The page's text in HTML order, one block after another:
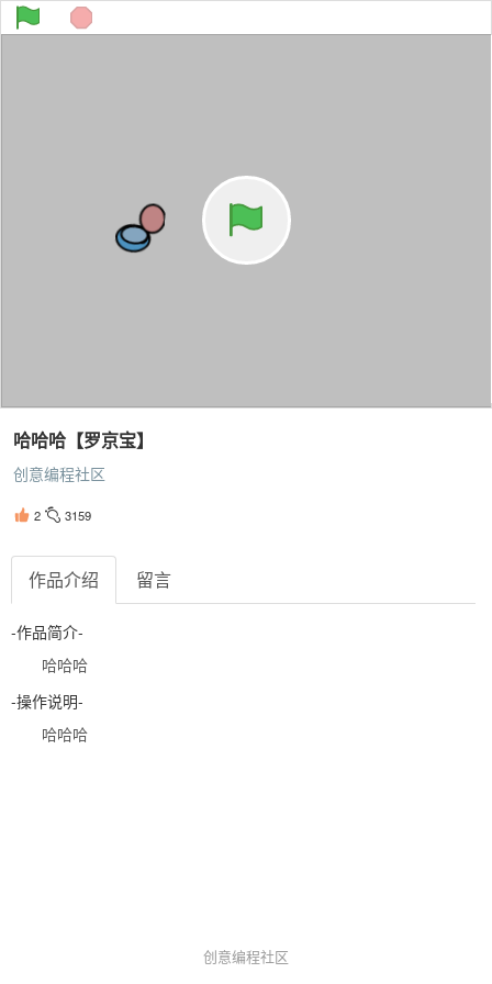
哈哈哈【罗京宝】
创意编程社区
2 3159
作品介绍 留言
-作品简介-
哈哈哈
-操作说明-
哈哈哈
创意编程社区